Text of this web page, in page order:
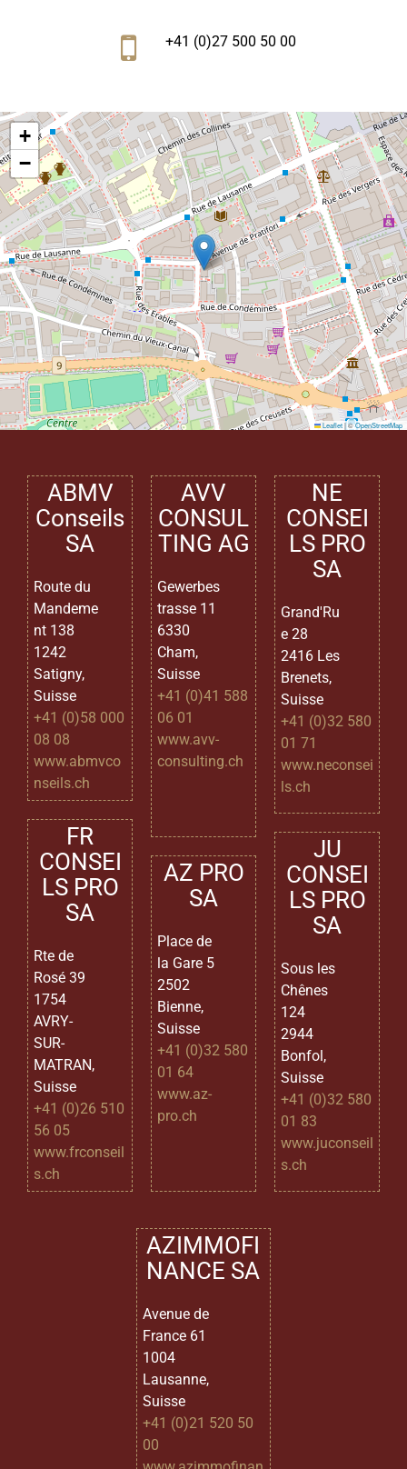
 +41 (0)27 500 50 00
+
−
Leaflet|©OpenStreetMap
ABMV
Conseils
SA
Route du
Mandeme
nt 138
1242
Satigny,
Suisse
+41 (0)58 000
08 08
www.abmvco
nseils.ch
FR
CONSEI
LS PRO
SA
Rte de
Rosé 39
1754
AVRY-
SUR-
MATRAN,
Suisse
+41 (0)26 510
56 05
www.frconseil
s.ch
AVV
CONSUL
TING AG
Gewerbes
trasse 11
6330
Cham,
Suisse
+41 (0)41 588
06 01
www.avv-
consulting.ch
AZ PRO
SA
Place de
la Gare 5
2502
Bienne,
Suisse
+41 (0)32 580
01 64
www.az-
pro.ch
NE
CONSEI
LS PRO
SA
Grand'Ru
e 28
2416 Les
Brenets,
Suisse
+41 (0)32 580
01 71
www.neconsei
ls.ch
JU
CONSEI
LS PRO
SA
Sous les
Chênes
124
2944
Bonfol,
Suisse
+41 (0)32 580
01 83
www.juconseil
s.ch
AZIMMOFI
NANCE SA
Avenue de
France 61
1004
Lausanne,
Suisse
+41 (0)21 520 50
00